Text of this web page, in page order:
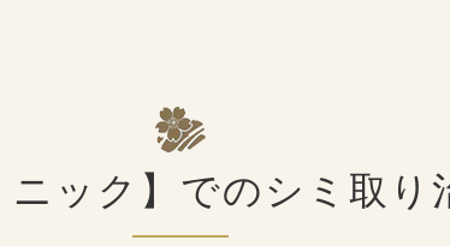
ニック】でのシミ取